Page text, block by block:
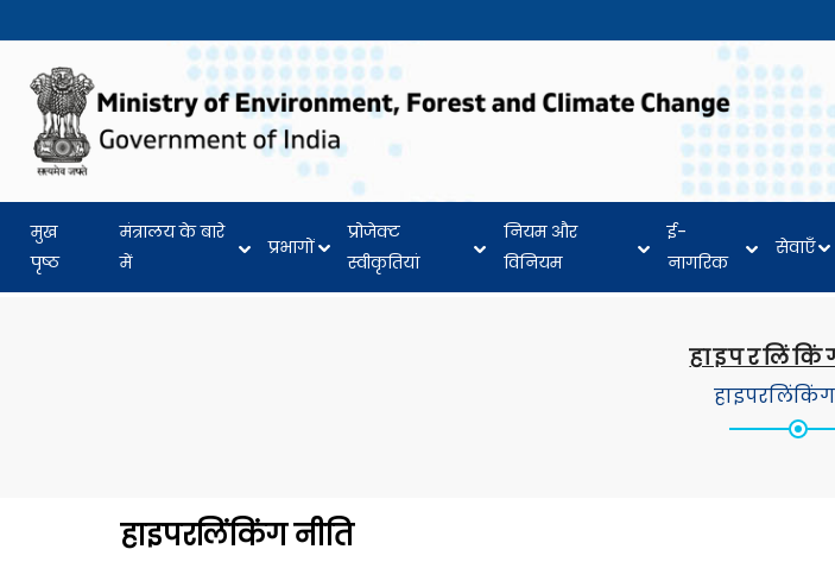
मुख
पृष्ठ
मंत्रालय के बारे
में
प्रभागों
प्रोजेक्ट
स्वीकृतियां
नियम और
विनियम
ई-
नागरिक
सेवाएँ
हाइपरलिंकिंग नीति